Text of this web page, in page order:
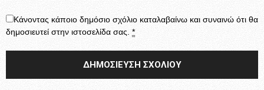
Κάνοντας κάποιο δημόσιο σχόλιο καταλαβαίνω και συναινώ ότι θα
δημοσιευτεί στην ιστοσελίδα σας. *